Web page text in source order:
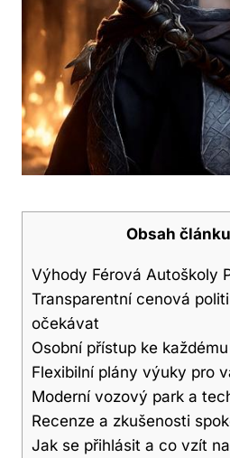
Obsah článku
Výhody Férová Autoškoly
Transparentní cenová
očekávat
Osobní přístup ke⁤
Flexibilní plány výuky pro
Moderní vozový park a
Recenze a zkušenosti
Jak se přihlásit a co vzít